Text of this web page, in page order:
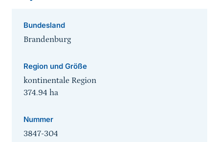
Bundesland
Brandenburg
Region und Größe
kontinentale Region
374.94 ha
Nummer
3847-304